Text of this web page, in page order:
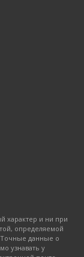
характер и ни при
определяемой
Точные данные о
узнавать у